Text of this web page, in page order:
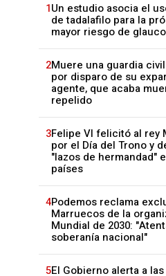
1Un estudio asocia el
de tadalafilo para la
mayor riesgo de
2Muere una guardia
por disparo de su
agente, que acaba
repelido
3Felipe VI felicitó al rey
por el Día del Trono y
"lazos de hermandad"
países
4Podemos reclama
Marruecos de la
Mundial de 2030:
soberanía nacional"
5El Gobierno alerta a